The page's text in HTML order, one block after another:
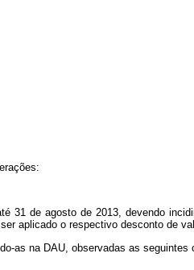
31 de agosto de 2013, devendo
aplicado o respectivo desconto de
as na DAU, observadas as seguintes